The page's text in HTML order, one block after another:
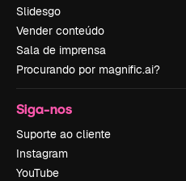
Slidesgo
Vender conteúdo
Sala de imprensa
Procurando por magnific.ai?
Siga-nos
Suporte ao cliente
Instagram
YouTube